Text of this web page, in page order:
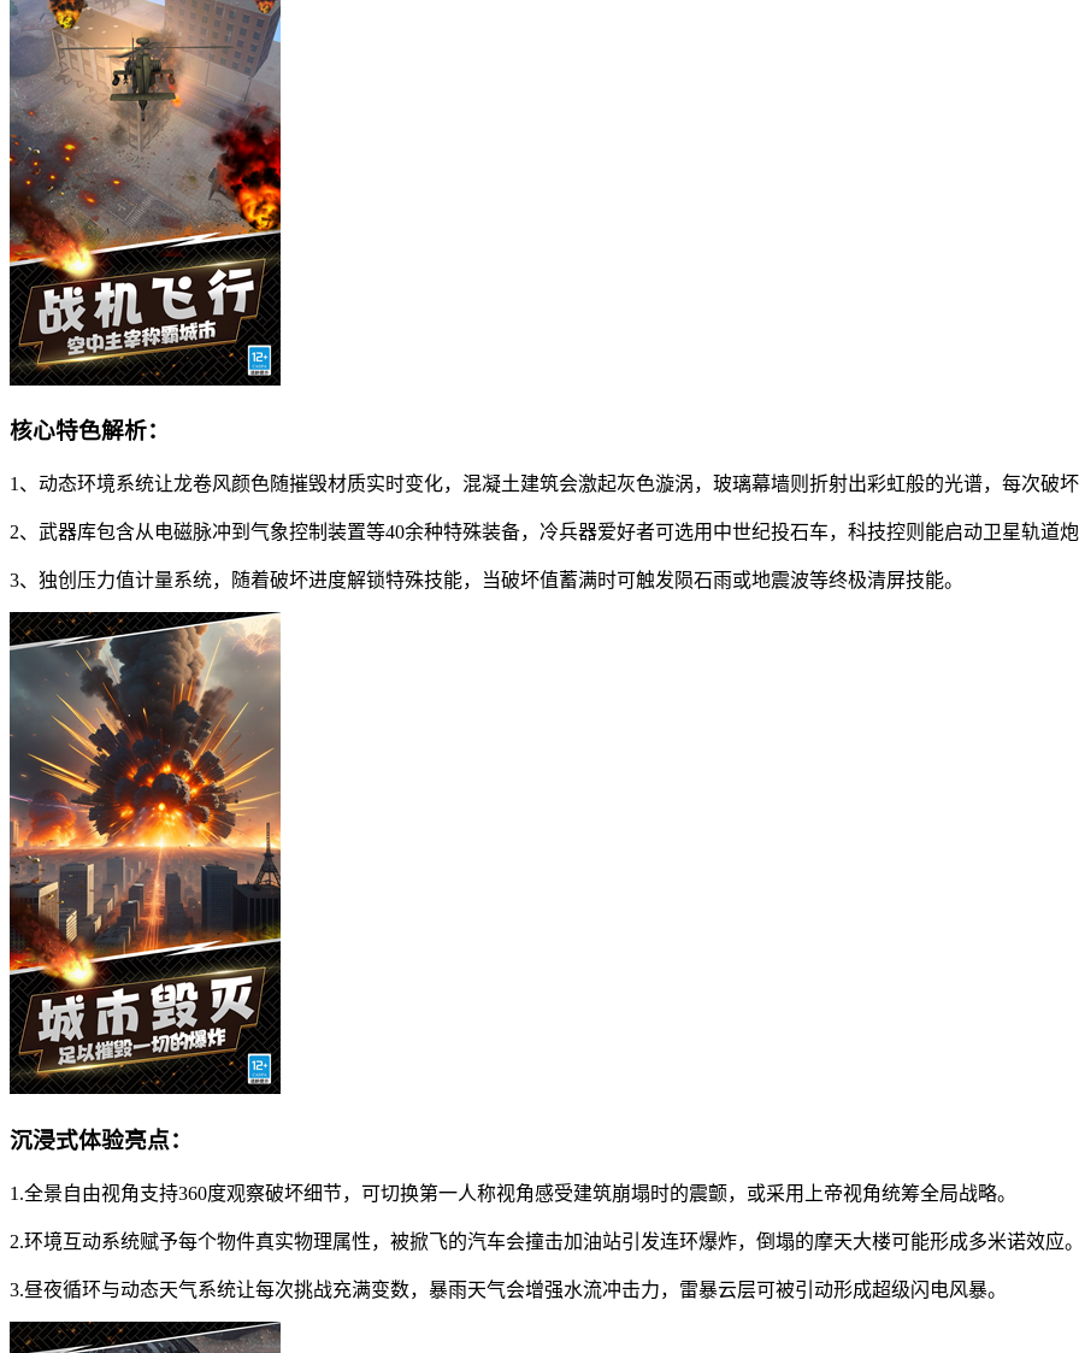
核心特色解析：
1、动态环境系统让龙卷风颜色随摧毁材质实时变化，混凝土建筑会激起灰色漩涡，玻璃幕墙则折射出彩虹般的光谱，每次破坏
2、武器库包含从电磁脉冲到气象控制装置等40余种特殊装备，冷兵器爱好者可选用中世纪投石车，科技控则能启动卫星轨道炮
3、独创压力值计量系统，随着破坏进度解锁特殊技能，当破坏值蓄满时可触发陨石雨或地震波等终极清屏技能。
沉浸式体验亮点：
1.全景自由视角支持360度观察破坏细节，可切换第一人称视角感受建筑崩塌时的震颤，或采用上帝视角统筹全局战略。
2.环境互动系统赋予每个物件真实物理属性，被掀飞的汽车会撞击加油站引发连环爆炸，倒塌的摩天大楼可能形成多米诺效应。
3.昼夜循环与动态天气系统让每次挑战充满变数，暴雨天气会增强水流冲击力，雷暴云层可被引动形成超级闪电风暴。